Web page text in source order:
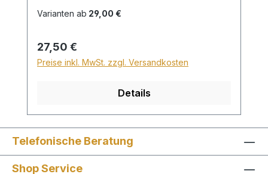
Sperrgut in Höhe von 28,99€ berechnet.
Sperrgutzuschlag 30€.
Varianten ab 29,00 €
Regulärer Preis:
27,50 €
Preise inkl. MwSt. zzgl. Versandkosten
Details
Telefonische Beratung
Shop Service